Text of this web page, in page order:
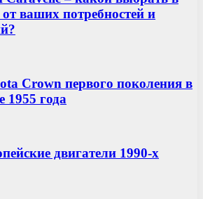
ваших потребностей и
Crown первого поколения в
1955 года
двигатели 1990-х